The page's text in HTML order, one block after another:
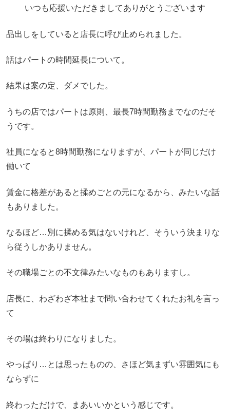
いつも応援いただきましてありがとうございます
品出しをしていると店長に呼び止められました。
話はパートの時間延長について。
結果は案の定、ダメでした。
うちの店ではパートは原則、最長7時間勤務までなのだそ
うです。
社員になると8時間勤務になりますが、パートが同じだけ
働いて
賃金に格差があると揉めごとの元になるから、みたいな話
もありました。
なるほど…別に揉める気はないけれど、そういう決まりな
ら従うしかありません。
その職場ごとの不文律みたいなものもありますし。
店長に、わざわざ本社まで問い合わせてくれたお礼を言っ
て
その場は終わりになりました。
やっぱり…とは思ったものの、さほど気まずい雰囲気にも
ならずに
終わっただけで、まあいいかという感じです。